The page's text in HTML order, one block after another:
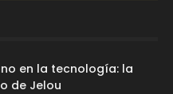
en la tecnología: la
de Jelou